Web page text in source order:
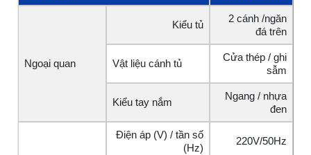
Ngoại quan
Kiểu tủ
2 cánh /ngăn
đá trên
Vật liệu cánh tủ
Cửa thép / ghi
sẫm
Kiểu tay nắm
Ngang / nhựa
đen
Điện áp (V) / tần số
(Hz)
220V/50Hz